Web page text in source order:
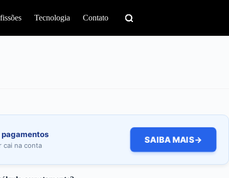
Tecnologia Contato
pagamentos
cai na conta
SAIBA MAIS→